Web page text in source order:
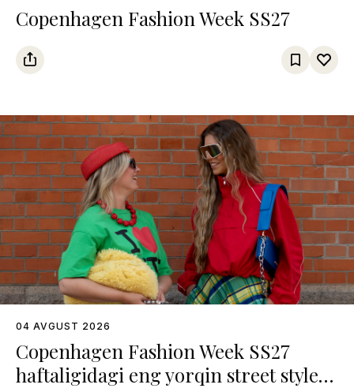
Copenhagen Fashion Week SS27
04 AVGUST 2026
Copenhagen Fashion Week SS27
haftaligidagi eng yorqin street style